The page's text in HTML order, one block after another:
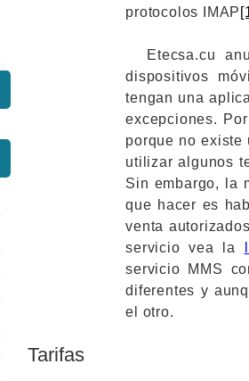
protocolos IMAP
Etecsa.cu
dispositivos
tengan una
excepciones.
porque no existe
utilizar algunos
Sin embargo, la
que hacer es
venta
servicio vea la
servicio MMS
diferentes y
el otro.
Tarifas